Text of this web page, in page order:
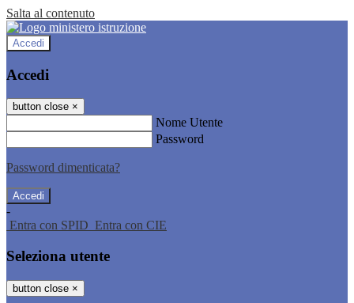
Salta al contenuto
Accedi
Accedi
button close ×
Nome Utente
Password
Password dimenticata?
-
Entra con SPID Entra con CIE
Seleziona utente
button close ×